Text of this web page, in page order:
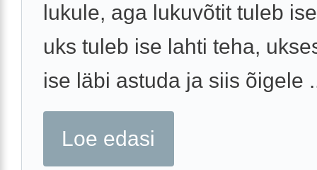
lukule, aga lukuvõtit tuleb
uks tuleb ise lahti teha,
ise läbi astuda ja siis õigele
Loe edasi